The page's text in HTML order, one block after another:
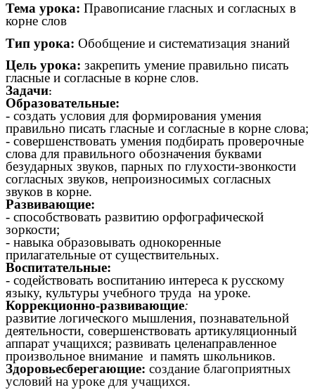
Тема урока: Правописание гласных и согласных в
корне слов
Тип урока: Обобщение и систематизация знаний
Цель урока: закрепить умение правильно писать
гласные и согласные в корне слов.
Задачи:
Образовательные:
- создать условия для формирования умения
правильно писать гласные и согласные в корне слова;
- совершенствовать умения подбирать проверочные
слова для правильного обозначения буквами
безударных звуков, парных по глухости-звонкости
согласных звуков, непроизносимых согласных
звуков в корне.
Развивающие:
- способствовать развитию орфографической
зоркости;
- навыка образовывать однокоренные
прилагательные от существительных.
Воспитательные:
- содействовать воспитанию интереса к русскому
языку, культуры учебного труда на уроке.
Коррекционно-развивающие:
развитие логического мышления, познавательной
деятельности, совершенствовать артикуляционный
аппарат учащихся; развивать целенаправленное
произвольное внимание и память школьников.
Здоровьесберегающие: создание благоприятных
условий на уроке для учащихся.